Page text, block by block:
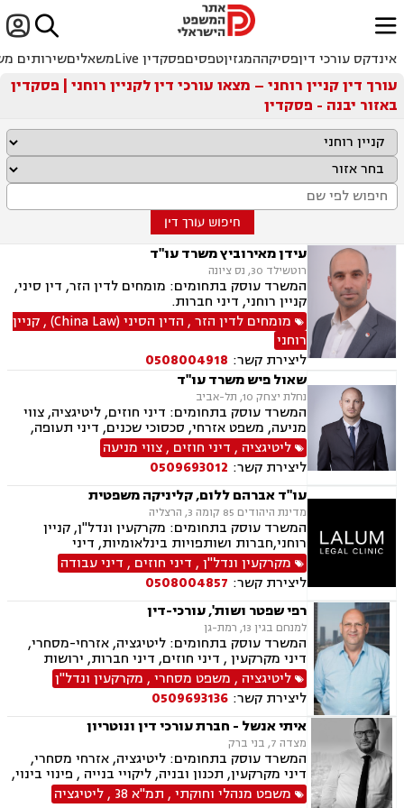

ﱐ
אינדקס עורכי דיןפסיקההמגזיןטפסיםפסקדין Live משאליםשירותים
עורך דין קניין רוחני – מצאו עורכי דין לקניין רוחני | פסקדין
באזור יבנה - פסקדין
חיפוש עורך דין
עידן מאירוביץ משרד עו"ד
רוטשילד 30, נס ציונה
המשרד עוסק בתחומים: מומחים לדין הזר, דין סיני,
קניין רוחני, דיני חברות.
מומחים לדין הזר, הדין הסיני (China Law) ,קניין
רוחני
ליצירת קשר: 0508004918
שאול פיש משרד עו"ד
נחלת יצחק 10, תל-אביב
המשרד עוסק בתחומים: דיני חוזים, ליטיגציה, צווי
מניעה, משפט אזרחי, סכסוכי שכנים, דיני תעופה,
נזקי רכוש, דיני צרכנות ותיירות, קניין רוחני, זכויות
יוצרים, הגנת הפרטיות, תביעות ייצוגיות, לשון הרע,
פינוי מושכר
ליטיגציה , דיני חוזים ,צווי מניעה
ליצירת קשר: 0509693012
עו"ד אברהם ללום, קליניקה משפטית
מדינת היהודים 85 קומה 3, הרצליה
המשרד עוסק בתחומים: מקרקעין ונדל"ן, קניין
רוחני,חברות ושותפויות בינלאומיות, דיני
חברות,מיסוי בינלאומי ותכנון מס,בינה מלאכותית
(AI) וטכנולוגיה,יישוב סכסוכים ,ביטחון וניהול
משברים,,ייעוץ רגולטורי וחקיקה
מקרקעין ונדל"ן, דיני חוזים , דיני עבודה
ליצירת קשר: 0508004857
רפי שפטר ושות', עורכי-דין
למנחם בגין 13, רמת-גן
המשרד עוסק בתחומים: ליטיגציה, אזרחי-מסחרי,
דיני מקרקעין , דיני חוזים, דיני חברות, ירושות
וצוואות, לשון הרע, קניין רוחני, מכרזים
ליטיגציה , משפט מסחרי, מקרקעין ונדל"ן
ליצירת קשר: 0509693136
איתי אנשל - חברת עורכי דין ונוטריון
מצדה 7, בני ברק
המשרד עוסק בתחומים: ליטיגציה, אזרחי מסחרי,
דיני מקרקעין, תכנון ובניה, ליקויי בנייה , פינוי בינוי,
קבוצות רכישה, עסקאות מכר דירה, פינוי מושכר,
משפט מנהלי וחוקתי, תמ"א 38 ,ליטיגציה